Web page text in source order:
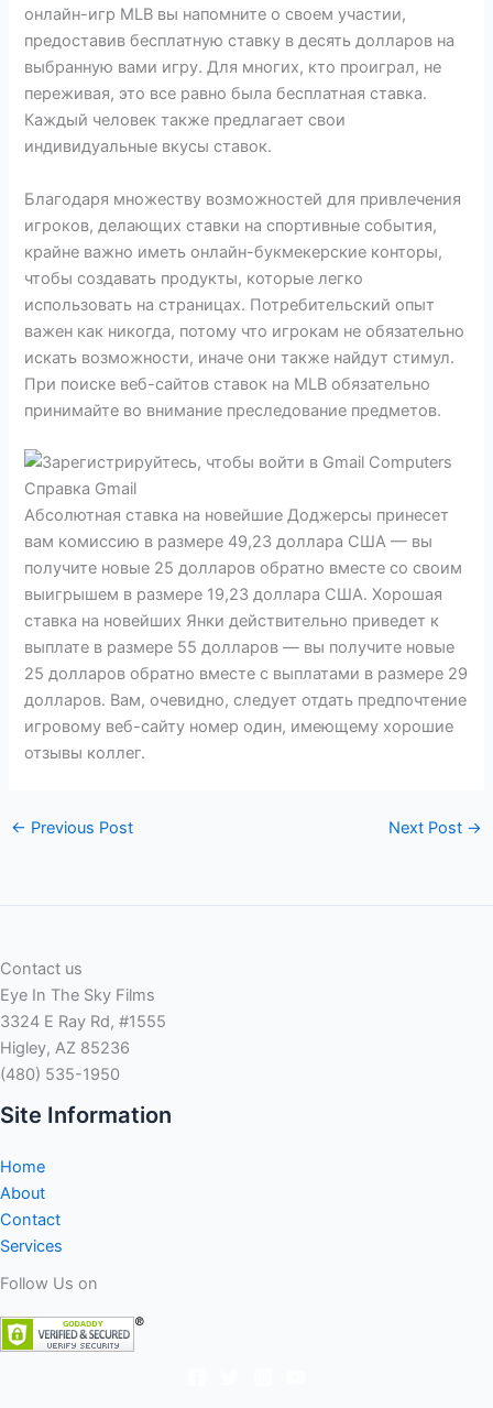
онлайн-игр MLB вы напомните о своем участии,
предоставив бесплатную ставку в десять долларов на
выбранную вами игру. Для многих, кто проиграл, не
переживая, это все равно была бесплатная ставка.
Каждый человек также предлагает свои
индивидуальные вкусы ставок.
Благодаря множеству возможностей для привлечения
игроков, делающих ставки на спортивные события,
крайне важно иметь онлайн-букмекерские конторы,
чтобы создавать продукты, которые легко
использовать на страницах. Потребительский опыт
важен как никогда, потому что игрокам не обязательно
искать возможности, иначе они также найдут стимул.
При поиске веб-сайтов ставок на MLB обязательно
принимайте во внимание преследование предметов.
Абсолютная ставка на новейшие Доджерсы принесет
вам комиссию в размере 49,23 доллара США — вы
получите новые 25 долларов обратно вместе со своим
выигрышем в размере 19,23 доллара США. Хорошая
ставка на новейших Янки действительно приведет к
выплате в размере 55 долларов — вы получите новые
25 долларов обратно вместе с выплатами в размере 29
долларов. Вам, очевидно, следует отдать предпочтение
игровому веб-сайту номер один, имеющему хорошие
отзывы коллег.
← Previous Post Next Post →
Contact us
Eye In The Sky Films
3324 E Ray Rd, #1555
Higley, AZ 85236
(480) 535-1950
Site Information
Home
About
Contact
Services
Follow Us on